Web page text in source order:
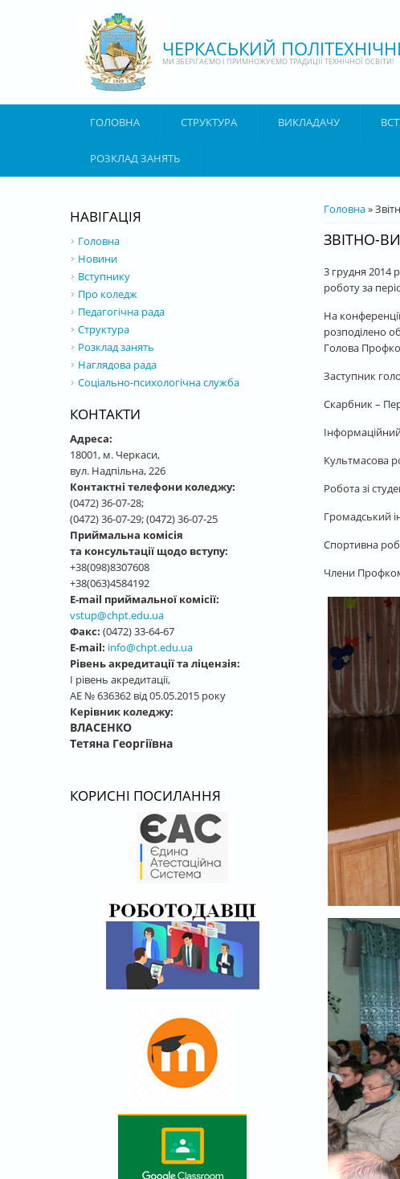
ЧЕРКАСЬКИЙ
МИ ЗБЕРІГАЄМО І ПРИМНОЖУЄМО ТРАДИЦІЇ ТЕХНІЧНОЇ ОСВІТИ!
ГОЛОВНА СТРУКТУРА ВИКЛАДАЧУ
РОЗКЛАД ЗАНЯТЬ
ВИ Є ТУТ
Головна»
ЗВІТНО-
3 грудня 2014
роботу за
На
розподілено
Голова
Заступник
Скарбник –
Культмасова
Робота зі
Громадський
Спортивна
Члени
НАВІГАЦІЯ
Головна
Новини
Вступнику
Про коледж
Педагогічна рада
Структура
Розклад занять
Наглядова рада
Соціально-психологічна служба
КОНТАКТИ
Адреса:
18001, м. Черкаси,
вул. Надпільна, 226
Контактні телефони коледжу:
(0472) 36-07-28;
(0472) 36-07-29; (0472) 36-07-25
Приймальна комісія
та консультації щодо вступу:
+38(098)8307608
+38(063)4584192
E-mail приймальної комісії:
vstup@chpt.edu.ua
Факс: (0472) 33-64-67
E-mail: info@chpt.edu.ua
Рівень акредитації та ліцензія:
І рівень акредитації,
АЕ № 636362 від 05.05.2015 року
Керівник коледжу:
ВЛАСЕНКО
Тетяна Георгіївна
КОРИСНІ ПОСИЛАННЯ